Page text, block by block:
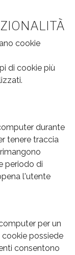
cookie
di cookie più
durante
tenere traccia
periodo di
l'utente
per un
possiede
consentono